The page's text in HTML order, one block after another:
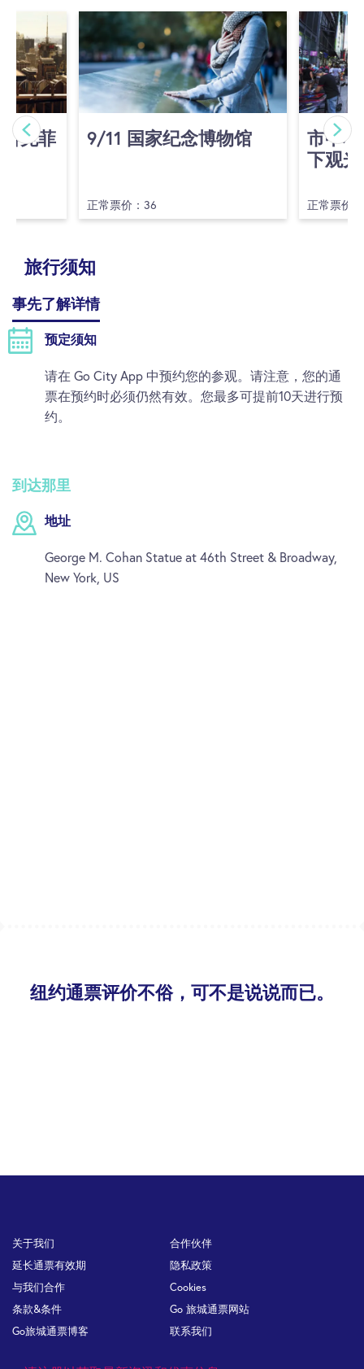
克菲 9/​11 国家纪念博物馆
正常票价：36
市中
下观
正常票价
旅行须知
事先了解详情
预定须知
请在 Go City App 中预约您的参观。请注意，您的通
票在预约时必须仍然有效。您最多可提前10天进行预
约。
到达那里
地址
George M. Cohan Statue at 46th Street & Broadway,
New York, US
纽约通票评价不俗，可不是说说而已。
关于我们 合作伙伴
延长通票有效期 隐私政策
与我们合作 Cookies
条款&条件 Go 旅城通票网站
Go旅城通票博客 联系我们